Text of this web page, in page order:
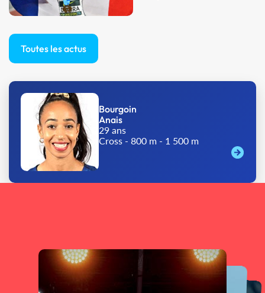
Toutes les actus
Bourgoin
Anais
29 ans
Cross - 800 m - 1 500 m